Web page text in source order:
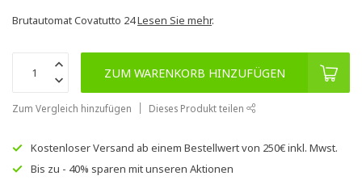
Brutautomat Covatutto 24Lesen Sie mehr.
ZUM WARENKORB HINZUFÜGEN
Zum Vergleich hinzufügen Dieses Produkt teilen
Kostenloser Versand ab einem Bestellwert von 250€inkl. Mwst.
Bis zu - 40% sparen mit unseren Aktionen